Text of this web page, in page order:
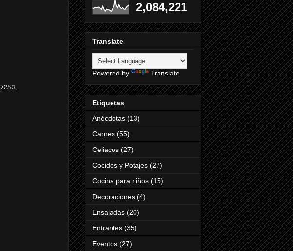
2,084,221
Translate
Powered by Translate
Etiquetas
Anécdotas (13)
Carnes (55)
Celiacos (27)
Cocidos y Potajes (27)
Cocina para niños (15)
Decoraciones (4)
Ensaladas (20)
Entrantes (35)
Eventos (27)